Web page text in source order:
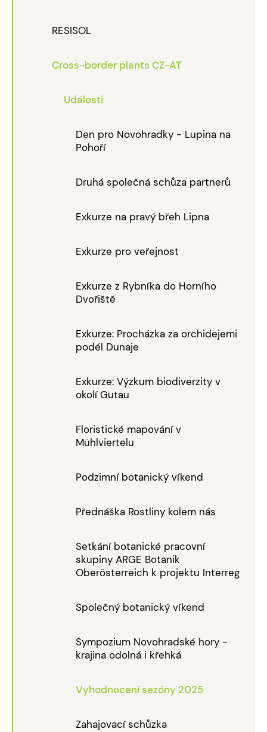
RESISOL
Cross-border plants CZ-AT
Události
Den pro Novohradky - Lupina na
Pohoří
Druhá společná schůza partnerů
Exkurze na pravý břeh Lipna
Exkurze pro veřejnost
Exkurze z Rybníka do Horního
Dvořiště
Exkurze: Procházka za orchidejemi
podél Dunaje
Exkurze: Výzkum biodiverzity v
okolí Gutau
Floristické mapování v
Mühlviertelu
Podzimní botanický víkend
Přednáška Rostliny kolem nás
Setkání botanické pracovní
skupiny ARGE Botanik
Oberösterreich k projektu Interreg
Společný botanický víkend
Sympozium Novohradské hory -
krajina odolná i křehká
Vyhodnocení sezóny 2025
Zahajovací schůzka